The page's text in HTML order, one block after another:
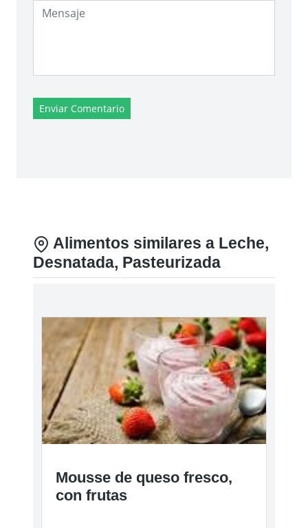
Enviar Comentario
Alimentos similares a Leche,
Desnatada, Pasteurizada
Mousse de queso fresco,
con frutas